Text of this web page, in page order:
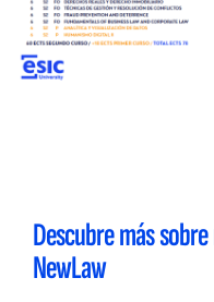
Descubre más
NewLaw